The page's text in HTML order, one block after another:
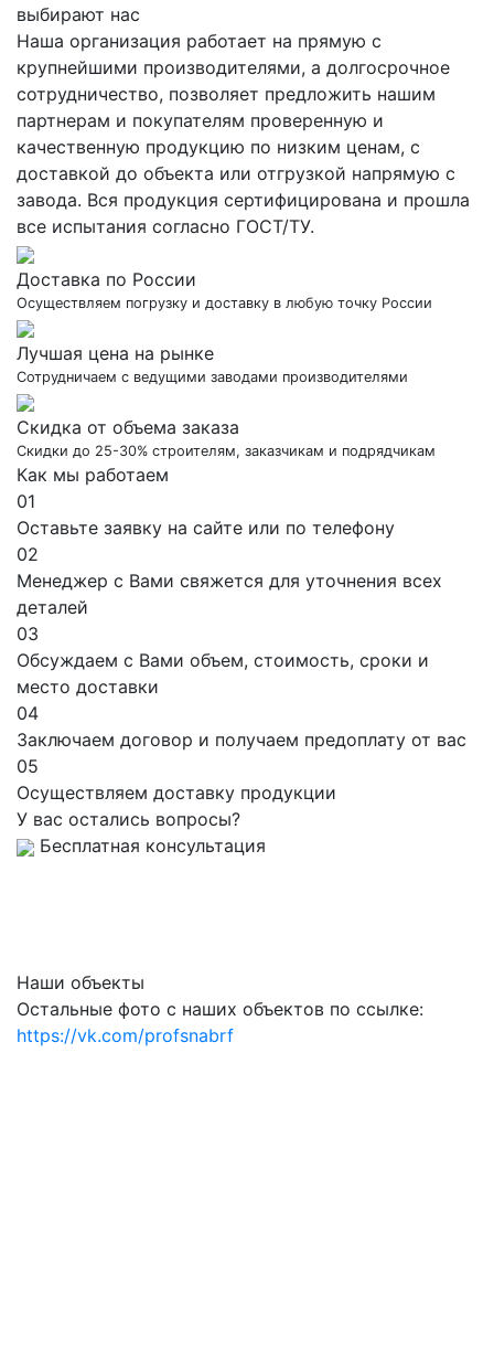
выбирают нас
Наша организация работает на прямую с
крупнейшими производителями, а долгосрочное
сотрудничество, позволяет предложить нашим
партнерам и покупателям проверенную и
качественную продукцию по низким ценам, с
доставкой до объекта или отгрузкой напрямую с
завода. Вся продукция сертифицирована и прошла
все испытания согласно ГОСТ/ТУ.
Доставка по России
Осуществляем погрузку и доставку в любую точку России
Лучшая цена на рынке
Сотрудничаем с ведущими заводами производителями
Скидка от объема заказа
Скидки до 25-30% строителям, заказчикам и подрядчикам
Как мы работаем
01
Оставьте заявку на сайте или по телефону
02
Менеджер с Вами свяжется для уточнения всех
деталей
03
Обсуждаем с Вами объем, стоимость, сроки и
место доставки
04
Заключаем договор и получаем предоплату от вас
05
Осуществляем доставку продукции
У вас остались вопросы?
Бесплатная консультация
Наши объекты
Остальные фото с наших объектов по ссылке:
https://vk.com/profsnabrf